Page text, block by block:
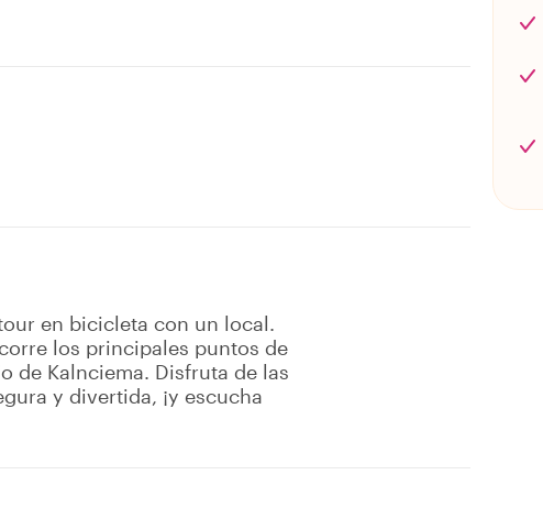
en bicicleta con un local.
los principales puntos de
de Kalnciema. Disfruta de las
y divertida, ¡y escucha